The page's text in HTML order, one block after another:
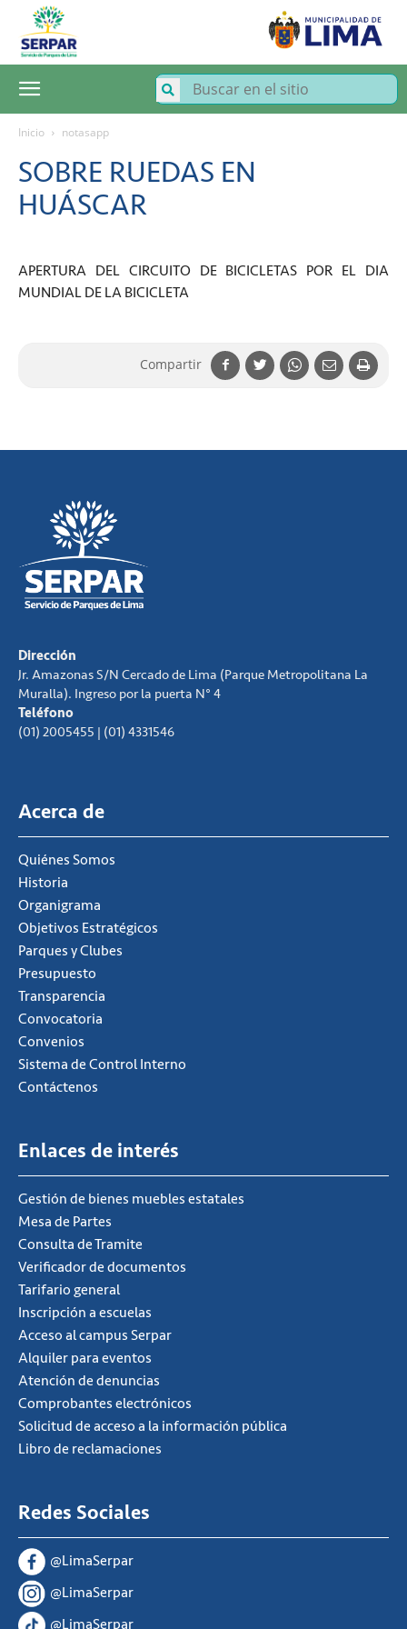
SERPAR
Servicio
de
Parques
Inicio notasapp
SOBRE RUEDAS EN
HUÁSCAR
APERTURA DEL CIRCUITO DE BICICLETAS POR EL DIA
MUNDIAL DE LA BICICLETA
Compartir
Dirección
Jr. Amazonas S/N Cercado de Lima (Parque Metropolitana La
Muralla). Ingreso por la puerta N° 4
Teléfono
(01) 2005455 | (01) 4331546
Acerca de
Quiénes Somos
Historia
Organigrama
Objetivos Estratégicos
Parques y Clubes
Presupuesto
Transparencia
Convocatoria
Convenios
Sistema de Control Interno
Contáctenos
Enlaces de interés
Gestión de bienes muebles estatales
Mesa de Partes
Consulta de Tramite
Verificador de documentos
Tarifario general
Inscripción a escuelas
Acceso al campus Serpar
Alquiler para eventos
Atención de denuncias
Comprobantes electrónicos
Solicitud de acceso a la información pública
Libro de reclamaciones
Redes Sociales
@LimaSerpar
@LimaSerpar
@LimaSerpar